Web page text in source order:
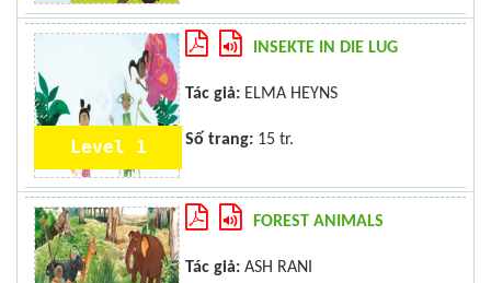
Level 1
INSEKTE IN DIE LUG
Tác giả: ELMA HEYNS
Số trang: 15 tr.
FOREST ANIMALS
Tác giả: ASH RANI